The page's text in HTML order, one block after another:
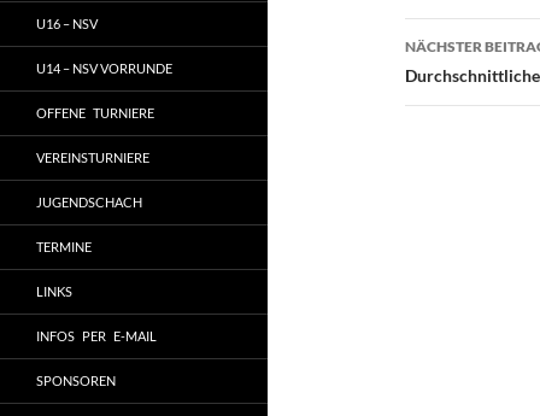
NÄCHSTER
U16 – NSV
U14 – NSV VORRUNDE
OFFENE TURNIERE
VEREINSTURNIERE
JUGENDSCHACH
TERMINE
LINKS
INFOS PER E-MAIL
SPONSOREN